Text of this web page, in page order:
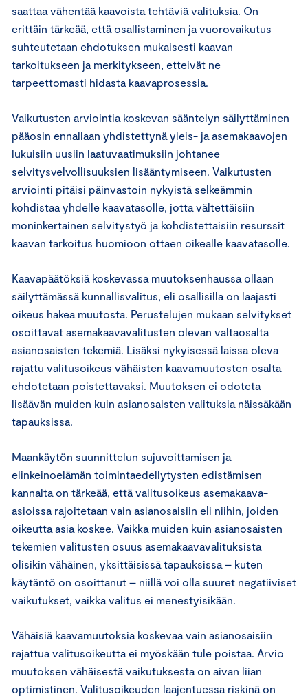
saattaa vähentää kaavoista tehtäviä valituksia. On
erittäin tärkeää, että osallistaminen ja vuorovaikutus
suhteutetaan ehdotuksen mukaisesti kaavan
tarkoitukseen ja merkitykseen, etteivät ne
tarpeettomasti hidasta kaavaprosessia.
Vaikutusten arviointia koskevan sääntelyn säilyttäminen
pääosin ennallaan yhdistettynä yleis- ja asemakaavojen
lukuisiin uusiin laatuvaatimuksiin johtanee
selvitysvelvollisuuksien lisääntymiseen. Vaikutusten
arviointi pitäisi päinvastoin nykyistä selkeämmin
kohdistaa yhdelle kaavatasolle, jotta vältettäisiin
moninkertainen selvitystyö ja kohdistettaisiin resurssit
kaavan tarkoitus huomioon ottaen oikealle kaavatasolle.
Kaavapäätöksiä koskevassa muutoksenhaussa ollaan
säilyttämässä kunnallisvalitus, eli osallisilla on laajasti
oikeus hakea muutosta. Perustelujen mukaan selvitykset
osoittavat asemakaavavalitusten olevan valtaosalta
asianosaisten tekemiä. Lisäksi nykyisessä laissa oleva
rajattu valitusoikeus vähäisten kaavamuutosten osalta
ehdotetaan poistettavaksi. Muutoksen ei odoteta
lisäävän muiden kuin asianosaisten valituksia näissäkään
tapauksissa.
Maankäytön suunnittelun sujuvoittamisen ja
elinkeinoelämän toimintaedellytysten edistämisen
kannalta on tärkeää, että valitusoikeus asemakaava-
asioissa rajoitetaan vain asianosaisiin eli niihin, joiden
oikeutta asia koskee. Vaikka muiden kuin asianosaisten
tekemien valitusten osuus asemakaavavalituksista
olisikin vähäinen, yksittäisissä tapauksissa – kuten
käytäntö on osoittanut – niillä voi olla suuret negatiiviset
vaikutukset, vaikka valitus ei menestyisikään.
Vähäisiä kaavamuutoksia koskevaa vain asianosaisiin
rajattua valitusoikeutta ei myöskään tule poistaa. Arvio
muutoksen vähäisestä vaikutuksesta on aivan liian
optimistinen. Valitusoikeuden laajentuessa riskinä on